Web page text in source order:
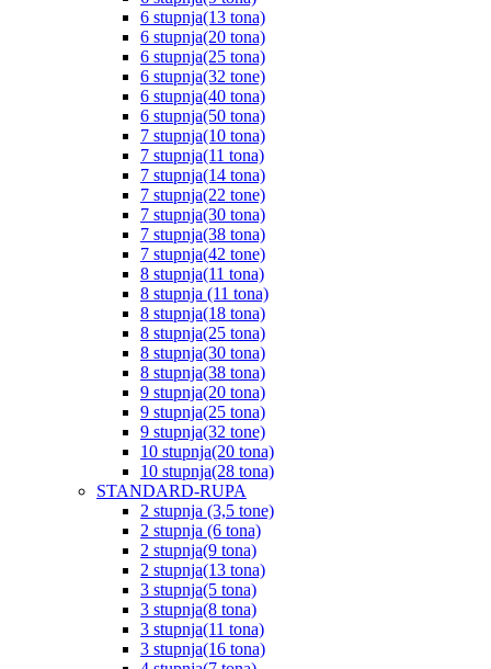
6 stupnja(13 tona)
6 stupnja(20 tona)
6 stupnja(25 tona)
6 stupnja(32 tone)
6 stupnja(40 tona)
6 stupnja(50 tona)
7 stupnja(10 tona)
7 stupnja(11 tona)
7 stupnja(14 tona)
7 stupnja(22 tone)
7 stupnja(30 tona)
7 stupnja(38 tona)
7 stupnja(42 tone)
8 stupnja(11 tona)
8 stupnja (11 tona)
8 stupnja(18 tona)
8 stupnja(25 tona)
8 stupnja(30 tona)
8 stupnja(38 tona)
9 stupnja(20 tona)
9 stupnja(25 tona)
9 stupnja(32 tone)
10 stupnja(20 tona)
10 stupnja(28 tona)
STANDARD-RUPA
2 stupnja (3,5 tone)
2 stupnja (6 tona)
2 stupnja(9 tona)
2 stupnja(13 tona)
3 stupnja(5 tona)
3 stupnja(8 tona)
3 stupnja(11 tona)
3 stupnja(16 tona)